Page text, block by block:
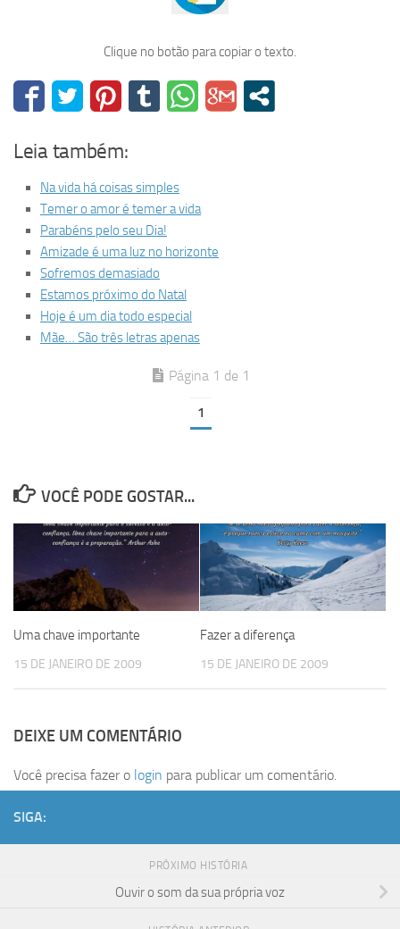
Clique no botão para copiar o texto.
Leia também:
Na vida há coisas simples
Temer o amor é temer a vida
Parabéns pelo seu Dia!
Amizade é uma luz no horizonte
Sofremos demasiado
Estamos próximo do Natal
Hoje é um dia todo especial
Mãe… São três letras apenas
Página 1 de 1
1
VOCÊ PODE GOSTAR...
Uma chave importante
15 DE JANEIRO DE 2009
Fazer a diferença
15 DE JANEIRO DE 2009
DEIXE UM COMENTÁRIO
Você precisa fazer o login para publicar um comentário.
SIGA:
PRÓXIMO HISTÓRIA
Ouvir o som da sua própria voz